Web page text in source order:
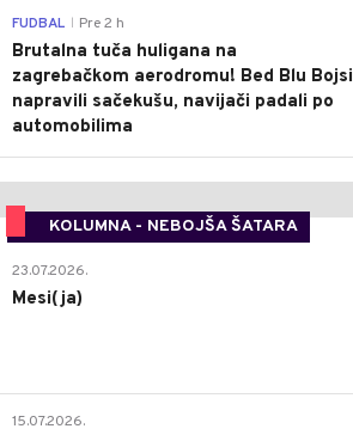
FUDBAL Pre 2 h
Brutalna tuča huligana na
zagrebačkom aerodromu! Bed Blu Bojsi
napravili sačekušu, navijači padali po
automobilima
KOLUMNA - NEBOJŠA ŠATARA
23.07.2026.
Mesi(ja)
15.07.2026.